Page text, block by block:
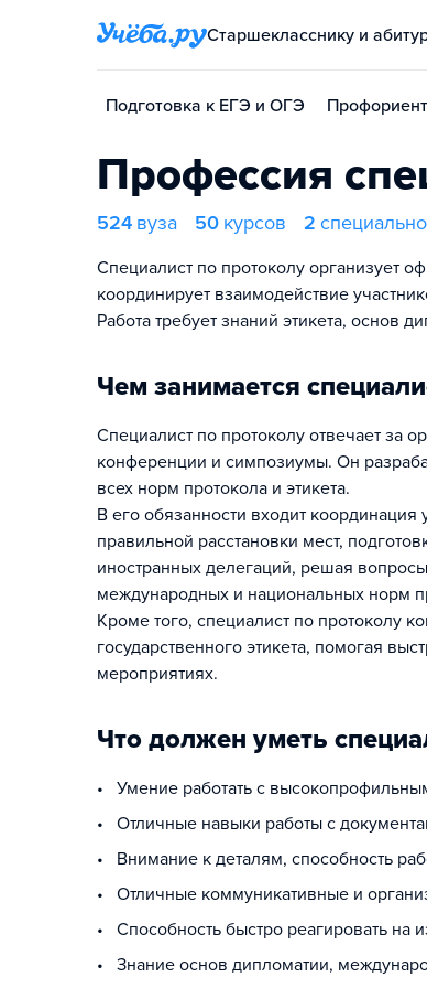
Старшекласснику и
Подготовка к ЕГЭ и ОГЭ
Профессия
524 вуза 50 курсов 2
Специалист по протоколу организует
координирует взаимодействие
Работа требует знаний этикета, основ
Чем занимается
Специалист по протоколу отвечает за
конференции и симпозиумы. Он
всех норм протокола и этикета.
В его обязанности входит
правильной расстановки мест,
иностранных делегаций, решая
международных и национальных норм
Кроме того, специалист по протоколу
государственного этикета, помогая
мероприятиях.
Что должен уметь
• Умение работать с
• Отличные навыки работы с
• Внимание к деталям, способность
• Отличные коммуникативные и
• Способность быстро реагировать на
• Знание основ дипломатии,